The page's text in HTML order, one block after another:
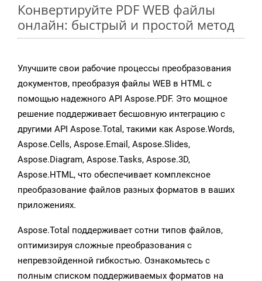
Конвертируйте PDF WEB файлы
онлайн: быстрый и простой метод
Улучшите свои рабочие процессы преобразования
документов, преобразуя файлы WEB в HTML с
помощью надежного API Aspose.PDF. Это мощное
решение поддерживает бесшовную интеграцию с
другими API Aspose.Total, такими как Aspose.Words,
Aspose.Cells, Aspose.Email, Aspose.Slides,
Aspose.Diagram, Aspose.Tasks, Aspose.3D,
Aspose.HTML, что обеспечивает комплексное
преобразование файлов разных форматов в ваших
приложениях.
Aspose.Total поддерживает сотни типов файлов,
оптимизируя сложные преобразования с
непревзойденной гибкостью. Ознакомьтесь с
полным списком поддерживаемых форматов на